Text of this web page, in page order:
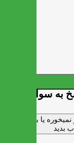
به سوالات شما
يا برنميگرده
بديد